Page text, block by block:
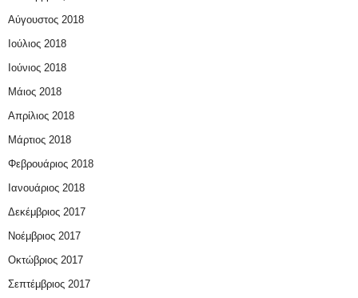
Αύγουστος 2018
Ιούλιος 2018
Ιούνιος 2018
Μάιος 2018
Απρίλιος 2018
Μάρτιος 2018
Φεβρουάριος 2018
Ιανουάριος 2018
Δεκέμβριος 2017
Νοέμβριος 2017
Οκτώβριος 2017
Σεπτέμβριος 2017